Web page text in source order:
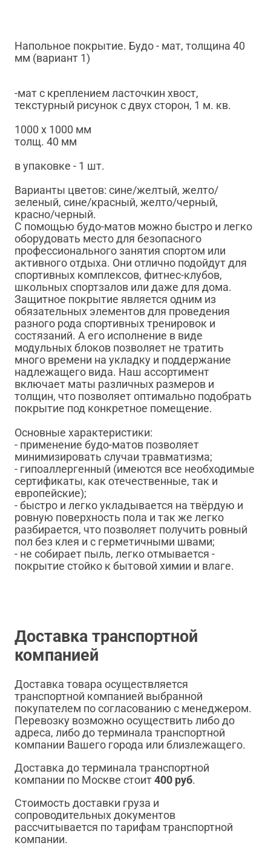
Напольное покрытие. Будо - мат, толщина 40
мм (вариант 1)
-мат с креплением ласточкин хвост,
текстурный рисунок с двух сторон, 1 м. кв.
1000 х 1000 мм
толщ. 40 мм
в упаковке - 1 шт.
Варианты цветов: сине/желтый, желто/
зеленый, сине/красный, желто/черный,
красно/черный.
С помощью будо-матов можно быстро и легко
оборудовать место для безопасного
профессионального занятия спортом или
активного отдыха. Они отлично подойдут для
спортивных комплексов, фитнес-клубов,
школьных спортзалов или даже для дома.
Защитное покрытие является одним из
обязательных элементов для проведения
разного рода спортивных тренировок и
состязаний. А его исполнение в виде
модульных блоков позволяет не тратить
много времени на укладку и поддержание
надлежащего вида. Наш ассортимент
включает маты различных размеров и
толщин, что позволяет оптимально подобрать
покрытие под конкретное помещение.
Основные характеристики:
- применение будо-матов позволяет
минимизировать случаи травматизма;
- гипоаллергенный (имеются все необходимые
сертификаты, как отечественные, так и
европейские);
- быстро и легко укладывается на твёрдую и
ровную поверхность пола и так же легко
разбирается, что позволяет получить ровный
пол без клея и с герметичными швами;
- не собирает пыль, легко отмывается -
покрытие стойко к бытовой химии и влаге.
Доставка транспортной
компанией
Доставка товара осуществляется
транспортной компанией выбранной
покупателем по согласованию с менеджером.
Перевозку возможно осуществить либо до
адреса, либо до терминала транспортной
компании Вашего города или близлежащего.
Доставка до терминала транспортной
компании по Москве стоит400 руб.
Стоимость доставки груза и
сопроводительных документов
рассчитывается по тарифам транспортной
компании.